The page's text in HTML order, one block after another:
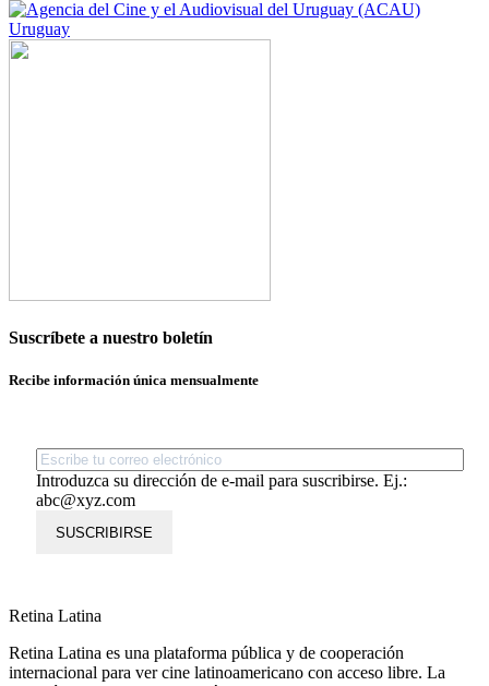
Uruguay
Suscríbete a nuestro boletín
Recibe información única mensualmente
Introduzca su dirección de e-mail para suscribirse. Ej.:
abc@xyz.com
SUSCRIBIRSE
Retina Latina
Retina Latina es una plataforma pública y de cooperación
internacional para ver cine latinoamericano con acceso libre. La